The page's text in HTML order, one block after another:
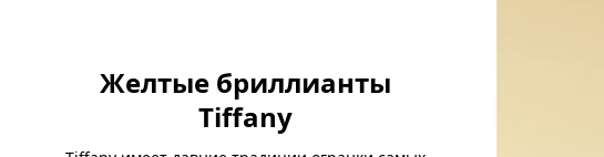
Желтые бриллианты
Tiffany